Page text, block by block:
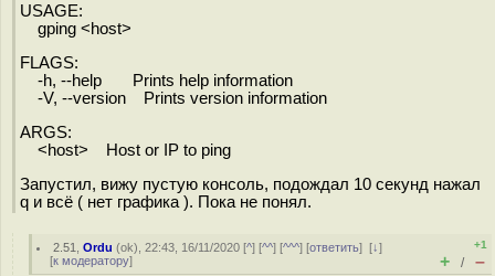
USAGE:
gping <host>
FLAGS:
-h, --help Prints help information
-V, --version Prints version information
ARGS:
<host> Host or IP to ping
Запустил, вижу пустую консоль, подождал 10 секунд нажал
q и всё ( нет графика ). Пока не понял.
2.51 ,Ordu (ok), 22:43, 16/11/2020 [^] [^^] [^^^] [ответить][↓]
[к модератору]
+1
+ / –